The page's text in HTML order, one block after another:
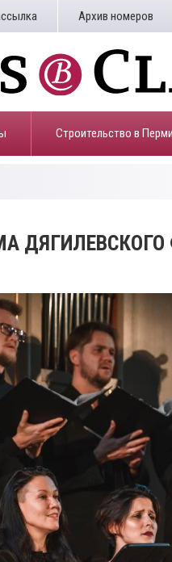
Архив номеров
Строительство в Перми
ДЯГИЛЕВСКОГО